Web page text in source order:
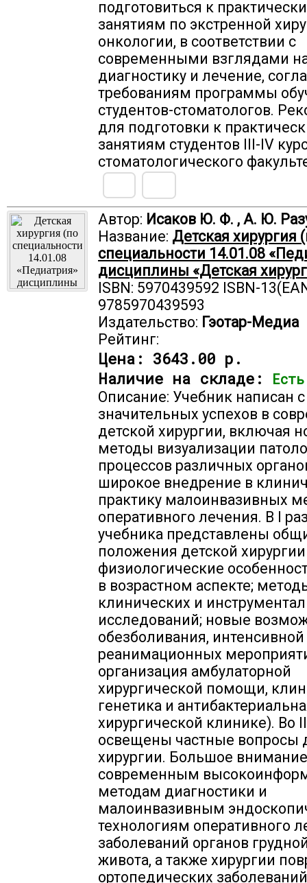
подготовиться к
занятиям по экстренной
онкологии, в соответствии с
современными взглядами
диагностику и лечение,
требованиям программы
студентов-стоматологов.
для подготовки к
занятиям студентов III-IV
стоматологического
Автор: Исаков Ю. Ф. , А. Ю.
Название: Детская хирургия
специальности 14.01.08
дисциплины «Детская
ISBN: 5970439592 ISBN-
9785970439593
Издательство: Гэотар-Медиа
Рейтинг:
Цена: 3643.00 р.
Наличие на складе:
Описание: Учебник написан
значительных успехов в
детской хирургии, включая
методы визуализации
процессов различных
широкое внедрение в
практику малоинвазивных
оперативного лечения. В I
учебника представлены
положения детской
физиологические
в возрастном аспекте;
клинических и
исследований; новые
обезболивания,
реанимационных
организация амбулаторной
хирургической помощи,
генетика и
хирургической клинике). Во
освещены частные вопросы
хирургии. Большое
современным
методам диагностики и
малоинвазивным
технологиям оперативного
заболеваний органов
живота, а также хирургии
ортопедических